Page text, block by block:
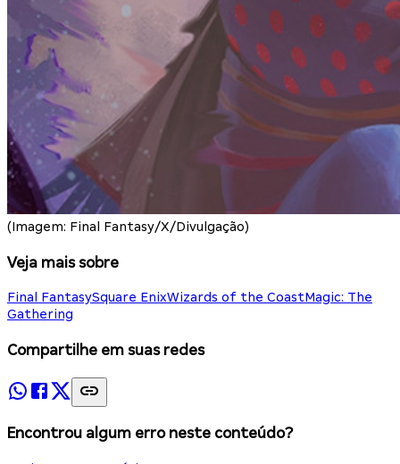
(Imagem: Final Fantasy/X/Divulgação)
Veja mais sobre
Final FantasySquare EnixWizards of the CoastMagic: The
Gathering
Compartilhe em suas redes
Encontrou algum erro neste conteúdo?